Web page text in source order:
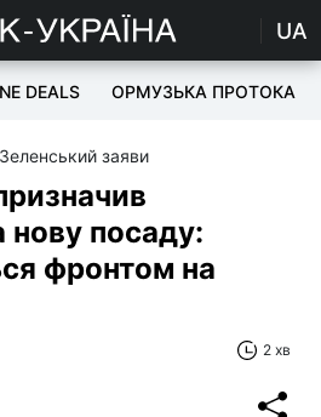
UA
DEALS ОРМУЗЬКА ПРОТОКА
Зеленський заяви
нову посаду:
фронтом на
2 хв